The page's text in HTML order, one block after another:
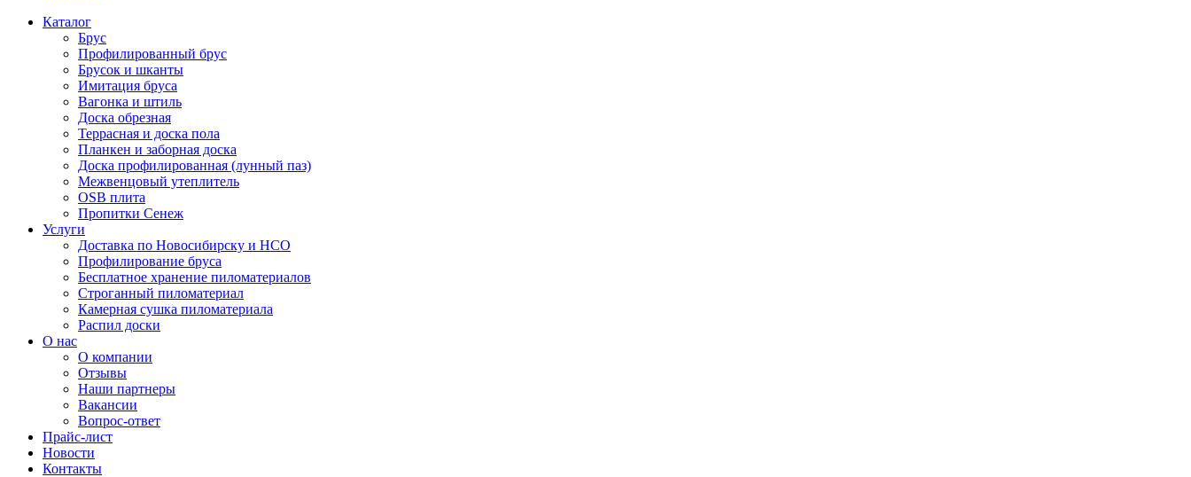
Каталог
Брус
Профилированный брус
Брусок и шканты
Имитация бруса
Вагонка и штиль
Доска обрезная
Террасная и доска пола
Планкен и заборная доска
Доска профилированная (лунный паз)
Межвенцовый утеплитель
OSB плита
Пропитки Сенеж
Услуги
Доставка по Новосибирску и НСО
Профилирование бруса
Бесплатное хранение пиломатериалов
Строганный пиломатериал
Камерная сушка пиломатериала
Распил доски
О нас
О компании
Отзывы
Наши партнеры
Вакансии
Вопрос-ответ
Прайс-лист
Новости
Контакты